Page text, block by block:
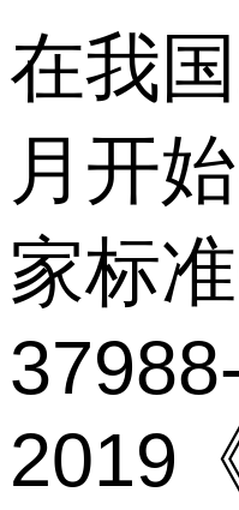
在我
月开
家标
2019